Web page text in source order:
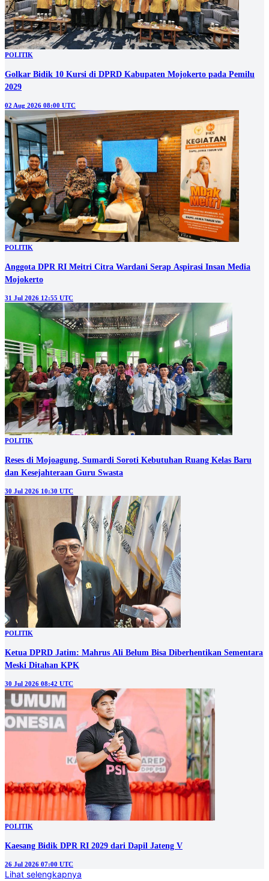
POLITIK
Golkar Bidik 10 Kursi di DPRD Kabupaten Mojokerto pada Pemilu
2029
02 Aug 2026 08:00 UTC
POLITIK
Anggota DPR RI Meitri Citra Wardani Serap Aspirasi Insan Media
Mojokerto
31 Jul 2026 12:55 UTC
POLITIK
Reses di Mojoagung, Sumardi Soroti Kebutuhan Ruang Kelas Baru
dan Kesejahteraan Guru Swasta
30 Jul 2026 10:30 UTC
POLITIK
Ketua DPRD Jatim: Mahrus Ali Belum Bisa Diberhentikan Sementara
Meski Ditahan KPK
30 Jul 2026 08:42 UTC
POLITIK
Kaesang Bidik DPR RI 2029 dari Dapil Jateng V
26 Jul 2026 07:00 UTC
Lihat selengkapnya